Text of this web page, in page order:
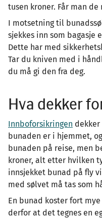
tusen kroner. Får man
I motsetning til
sjekkes inn som bagasje
Dette har med
Tar du kniven med i
du må gi den fra deg.
Hva dekker
Innboforsikringen dekker
bunaden er i hjemmet,
bunaden på reise, men
kroner, alt etter hvilken
innsjekket bunad på fly
med sølvet må tas som
En bunad koster fort
derfor at det tegnes en